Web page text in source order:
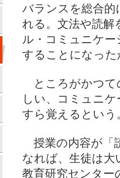
バランスを総合的
れる。文法や読解
ル・コミュニケ
することになっ
ところがかつて
しい、コミュニ
すら覚えるという
授業の内容が「
なれば、生徒は
教育研究センター